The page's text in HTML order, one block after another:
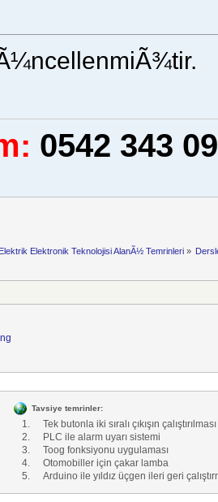
0542 343
Elektrik Elektronik Teknolojisi AlanÃ½ Temrinleri »
Tavsiye temrinler:
1.
Tek butonla iki sıralı çıkışın çalıştırılması
2.
PLC ile alarm uyarı sistemi
3.
Toog fonksiyonu uygulaması
4.
Otomobiller için çakar lamba
5.
Arduino ile yıldız üçgen ileri geri